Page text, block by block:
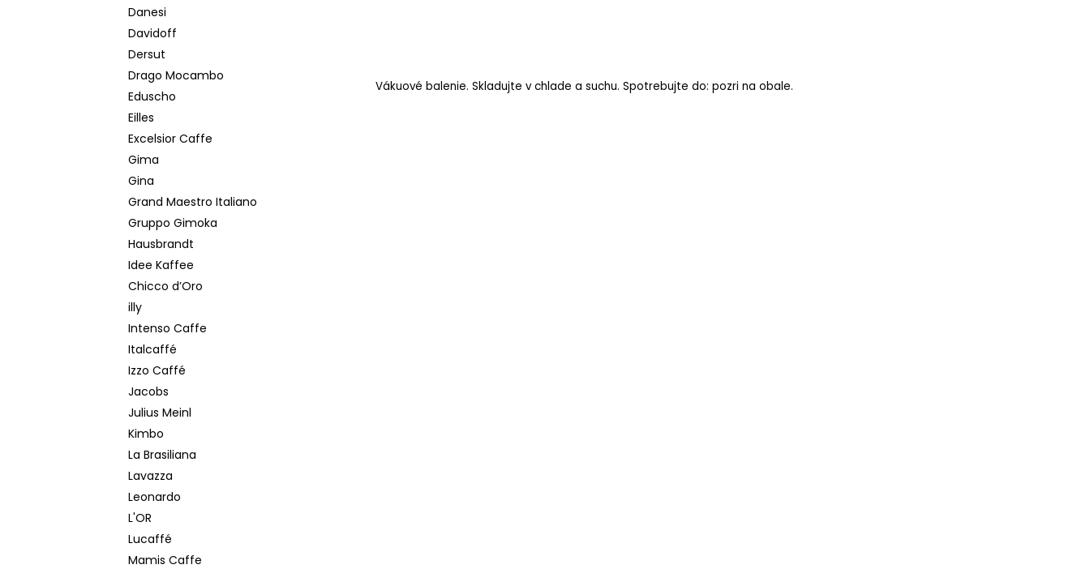
Danesi
Davidoff
Dersut
Drago Mocambo
Eduscho
Eilles
Excelsior Caffe
Gima
Gina
Grand Maestro Italiano
Gruppo Gimoka
Hausbrandt
Idee Kaffee
Chicco d’Oro
illy
Intenso Caffe
Italcaffé
Izzo Caffé
Jacobs
Julius Meinl
Kimbo
La Brasiliana
Lavazza
Leonardo
L'OR
Lucaffé
Mamis Caffe
Vákuové balenie. Skladujte v chlade a suchu. Spotrebujte do: pozri na obale.